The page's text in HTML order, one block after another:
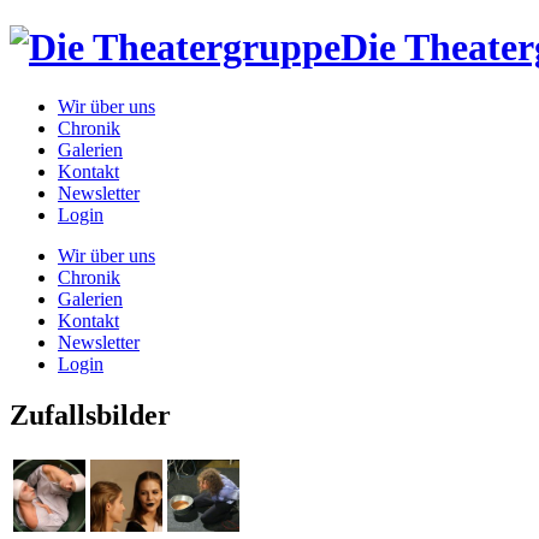
Die
Wir über uns
Chronik
Galerien
Kontakt
Newsletter
Login
Wir über uns
Chronik
Galerien
Kontakt
Newsletter
Login
Zufallsbilder